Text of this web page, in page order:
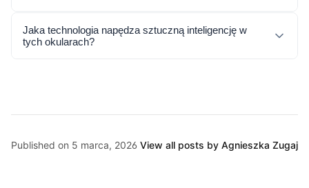
Jaka technologia napędza sztuczną inteligencję w
tych okularach?
Published on 5 marca, 2026 View all posts by Agnieszka Zugaj